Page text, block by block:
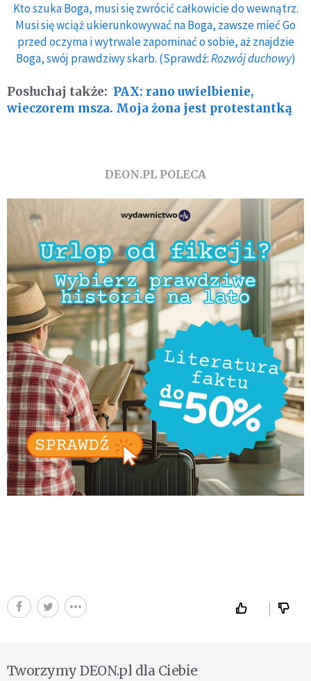
Kto szuka Boga, musi się zwrócić całkowicie do wewnątrz.
Musi się wciąż ukierunkowywać na Boga, zawsze mieć Go
przed oczyma i wytrwale zapominać o sobie, aż znajdzie
Boga, swój prawdziwy skarb. (Sprawdź:Rozwój duchowy)
Posłuchaj także: PAX: rano uwielbienie,
wieczorem msza. Moja żona jest protestantką
DEON.PL POLECA
Tworzymy DEON.pl dla Ciebie